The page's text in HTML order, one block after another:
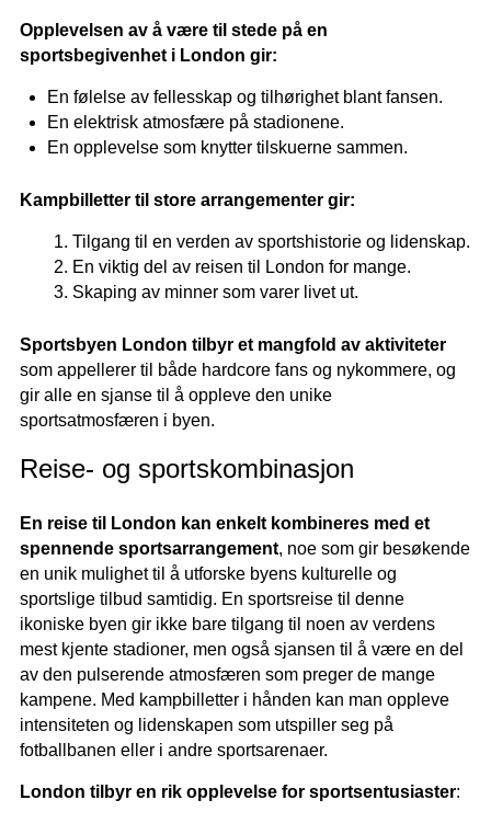
Opplevelsen av å være til stede på en
sportsbegivenhet i London gir:
En følelse av fellesskap og tilhørighet blant fansen.
En elektrisk atmosfære på stadionene.
En opplevelse som knytter tilskuerne sammen.
Kampbilletter til store arrangementer gir:
Tilgang til en verden av sportshistorie og lidenskap.
En viktig del av reisen til London for mange.
Skaping av minner som varer livet ut.
Sportsbyen London tilbyr et mangfold av aktiviteter
som appellerer til både hardcore fans og nykommere, og
gir alle en sjanse til å oppleve den unike
sportsatmosfæren i byen.
Reise- og sportskombinasjon
En reise til London kan enkelt kombineres med et
spennende sportsarrangement, noe som gir besøkende
en unik mulighet til å utforske byens kulturelle og
sportslige tilbud samtidig. En sportsreise til denne
ikoniske byen gir ikke bare tilgang til noen av verdens
mest kjente stadioner, men også sjansen til å være en del
av den pulserende atmosfæren som preger de mange
kampene. Med kampbilletter i hånden kan man oppleve
intensiteten og lidenskapen som utspiller seg på
fotballbanen eller i andre sportsarenaer.
London tilbyr en rik opplevelse for sportsentusiaster: